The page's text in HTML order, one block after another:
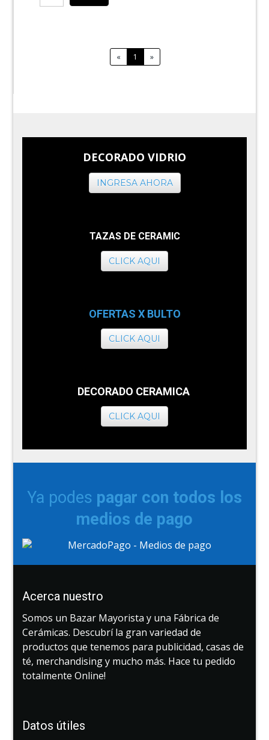
« 1 »
DECORADO VIDRIO
INGRESA AHORA
TAZAS DE CERAMIC
CLICK AQUI
OFERTAS X BULTO
CLICK AQUI
DECORADO CERAMICA
CLICK AQUI
Ya podes pagar con todos los
medios de pago
Acerca nuestro
Somos un Bazar Mayorista y una Fábrica de
Cerámicas. Descubrí la gran variedad de
productos que tenemos para publicidad, casas de
té, merchandising y mucho más. Hace tu pedido
totalmente Online!
Datos útiles